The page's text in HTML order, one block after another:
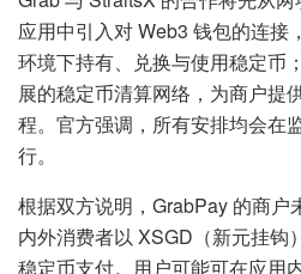
应用中引入对 Web3 钱包的连接
环境下持有、兑换与使用稳定币
展的稳定币清算网络，为商户提
程。官方强调，所有安排均会在
行。
根据双方说明，GrabPay 的商户
内外消费者以 XSGD（新元挂钩
稳定币支付。用户可能可在应用